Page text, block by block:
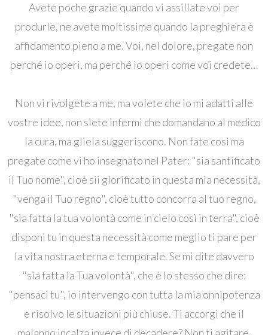
Avete poche grazie quando vi assillate voi per
produrle, ne avete moltissime quando la preghiera è
affidamento pieno a me. Voi, nel dolore, pregate non
perché io operi, ma perché io operi come voi credete…
Non vi rivolgete a me, ma volete che io mi adatti alle
vostre idee, non siete infermi che domandano al medico
la cura, ma gliela suggeriscono. Non fate così ma
pregate come vi ho insegnato nel Pater: "sia santificato
il Tuo nome", cioè sii glorificato in questa mia necessità,
"venga il Tuo regno", cioè tutto concorra al tuo regno,
"sia fatta la tua volontà come in cielo così in terra", cioè
disponi tu in questa necessità come meglio ti pare per
la vita nostra eterna e temporale. Se mi dite davvero
"sia fatta la Tua volontà", che è lo stesso che dire:
"pensaci tu", io intervengo con tutta la mia onnipotenza
e risolvo le situazioni più chiuse. Ti accorgi che il